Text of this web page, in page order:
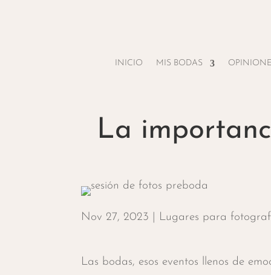
INICIO MIS BODAS
La
Nov 27, 2023 Lugares para
Las bodas, esos eventos llenos de